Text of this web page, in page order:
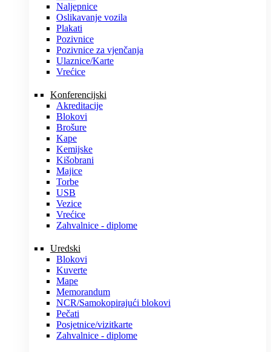
Naljepnice
Oslikavanje vozila
Plakati
Pozivnice
Pozivnice za vjenčanja
Ulaznice/Karte
Vrećice
Konferencijski
Akreditacije
Blokovi
Brošure
Kape
Kemijske
Kišobrani
Majice
Torbe
USB
Vezice
Vrećice
Zahvalnice - diplome
Uredski
Blokovi
Kuverte
Mape
Memorandum
NCR/Samokopirajući blokovi
Pečati
Posjetnice/vizitkarte
Zahvalnice - diplome